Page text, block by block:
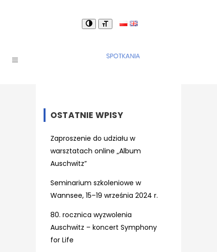
OSTATNIE WPISY
Zaproszenie do udziału w
warsztatach online „Album
Auschwitz”
Seminarium szkoleniowe w
Wannsee, 15–19 września 2024 r.
80. rocznica wyzwolenia
Auschwitz – koncert Symphony
for Life